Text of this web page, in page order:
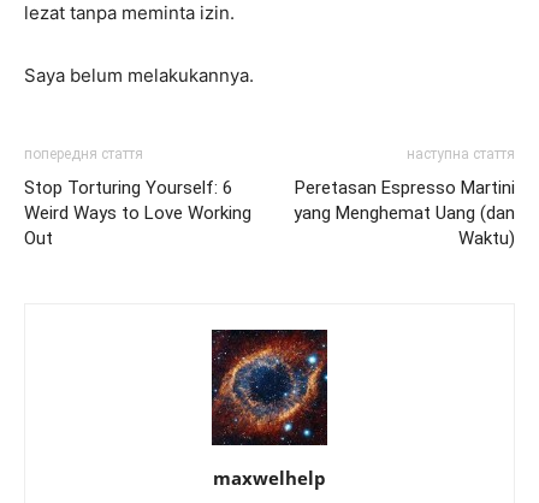
lezat tanpa meminta izin.
Saya belum melakukannya.
попередня стаття
Stop Torturing Yourself: 6
Weird Ways to Love Working
Out
наступна стаття
Peretasan Espresso Martini
yang Menghemat Uang (dan
Waktu)
maxwelhelp